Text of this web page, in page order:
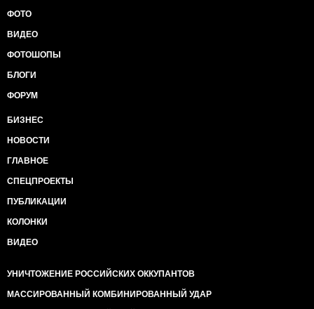
ФОТО
ВИДЕО
ФОТОШОПЫ
БЛОГИ
ФОРУМ
БИЗНЕС
НОВОСТИ
ГЛАВНОЕ
СПЕЦПРОЕКТЫ
ПУБЛИКАЦИИ
КОЛОНКИ
ВИДЕО
УНИЧТОЖЕНИЕ РОССИЙСКИХ ОККУПАНТОВ
МАССИРОВАННЫЙ КОМБИНИРОВАННЫЙ УДАР